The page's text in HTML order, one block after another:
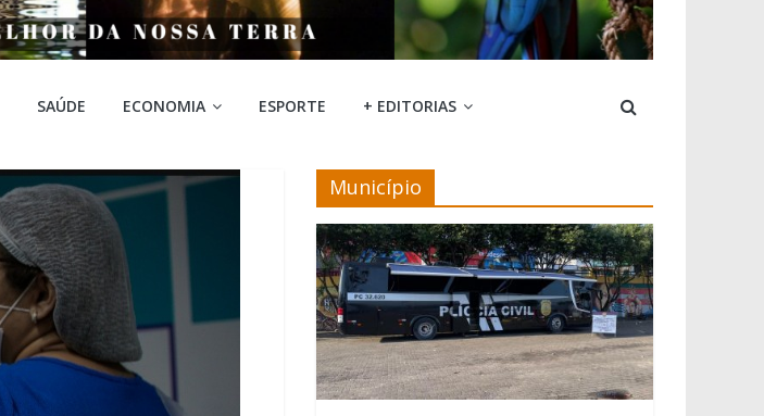
SAÚDE ECONOMIA ESPORTE + EDITORIAS
Município